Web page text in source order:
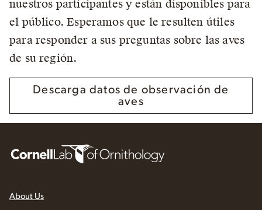
nuestros participantes y están disponibles para
el público. Esperamos que le resulten útiles
para responder a sus preguntas sobre las aves
de su región.
Descarga datos de observación de
aves
About Us